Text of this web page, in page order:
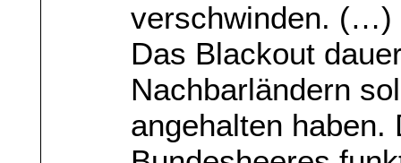
verschwinden. (…)
Das Blackout
Nachbarländern
angehalten haben.